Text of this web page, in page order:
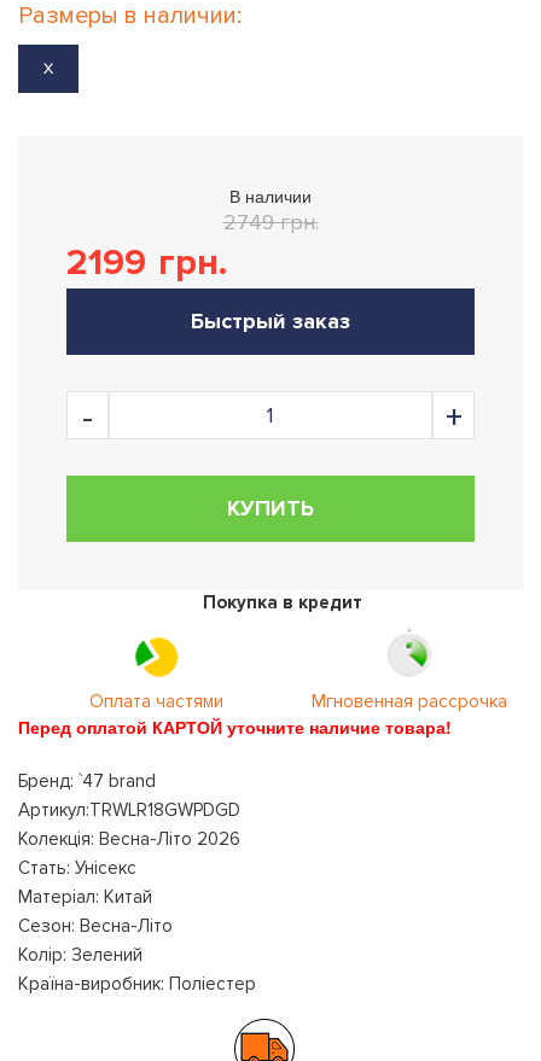
Размеры в наличии:
X
В наличии
2749 грн.
2199 грн.
Быстрый заказ
КУПИТЬ
Покупка в кредит
Оплата частями Мгновенная рассрочка
Перед оплатой КАРТОЙ уточните наличие товара!
Бренд: `47 brand
Артикул:TRWLR18GWPDGD
Колекція: Весна-Літо 2026
Стать: Унісекс
Матеріал: Китай
Сезон: Весна-Літо
Колір: Зелений
Країна-виробник: Поліестер